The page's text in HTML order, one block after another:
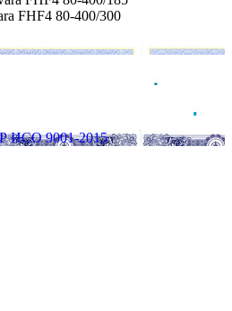
FHF4 80-400/300
ИСО 9001-2015